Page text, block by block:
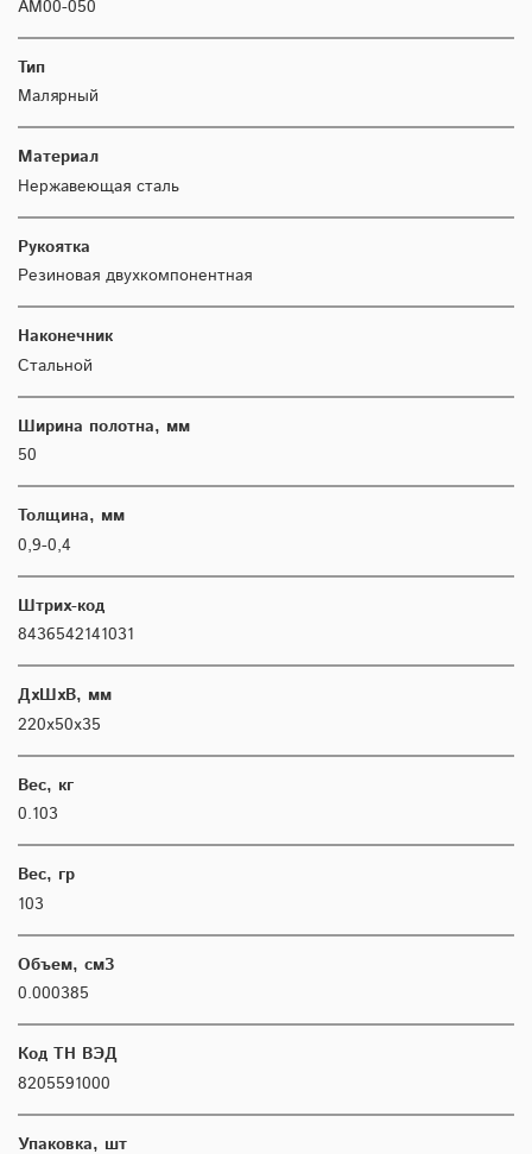
AM00-050
Тип
Малярный
Материал
Нержавеющая сталь
Рукоятка
Резиновая двухкомпонентная
Наконечник
Стальной
Ширина полотна, мм
50
Толщина, мм
0,9-0,4
Штрих-код
8436542141031
ДхШхВ, мм
220х50х35
Вес, кг
0.103
Вес, гр
103
Объем, см3
0.000385
Код ТН ВЭД
8205591000
Упаковка, шт